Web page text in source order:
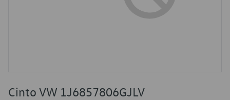
Cinto VW 1J6857806GJLV